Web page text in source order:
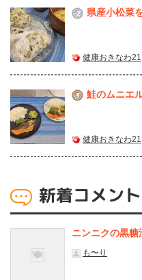
2 県産⼩松菜
健康おきなわ21
3 鮭のムニエ
健康おきなわ21
新着コメント
ニンニクの黒糖
も〜り